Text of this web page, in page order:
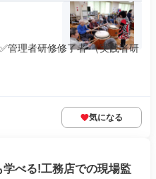
管理者研修修了者 （実践者研
気になる
べる!工務店での現場監